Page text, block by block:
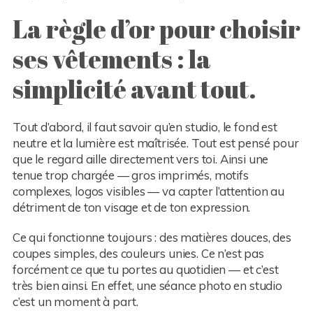
La règle d’or pour choisir
ses vêtements : la
simplicité avant tout.
Tout d’abord, il faut savoir qu’en studio, le fond est
neutre et la lumière est maîtrisée. Tout est pensé pour
que le regard aille directement vers toi. Ainsi une
tenue trop chargée — gros imprimés, motifs
complexes, logos visibles — va capter l’attention au
détriment de ton visage et de ton expression.
Ce qui fonctionne toujours : des matières douces, des
coupes simples, des couleurs unies. Ce n’est pas
forcément ce que tu portes au quotidien — et c’est
très bien ainsi. En effet, une séance photo en studio
c’est un moment à part.